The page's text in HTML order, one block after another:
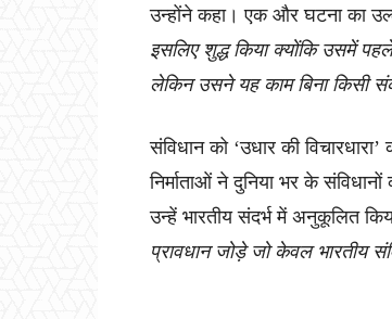
उन्होंने कहा। एक और घटना का
इसलिए शुद्ध किया क्योंकि उसमें
लेकिन उसने यह काम बिना किसी
संविधान को ‘उधार की
निर्माताओं ने दुनिया भर के
उन्हें भारतीय संदर्भ में अनुकूलित
प्रावधान जोड़े जो केवल भारतीय